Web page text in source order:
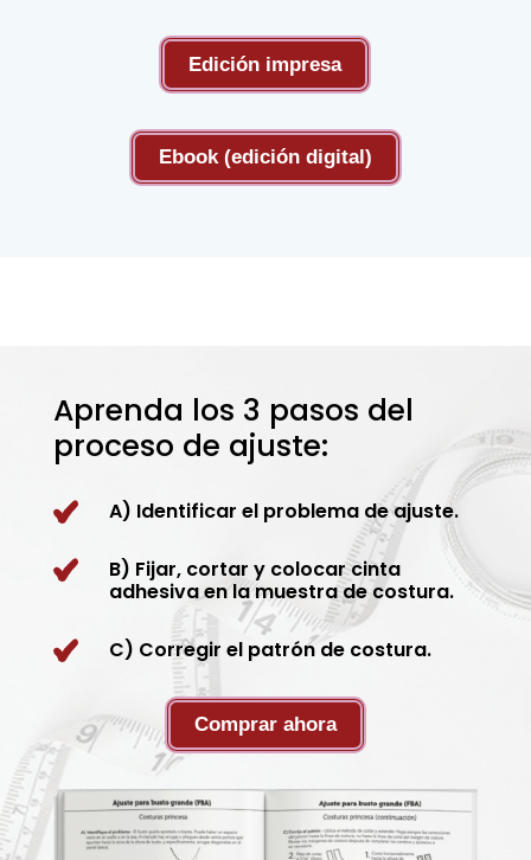
Edición impresa
Ebook (edición digital)
Aprenda los 3 pasos del
proceso de ajuste:
A) Identificar el problema de ajuste.
B) Fijar, cortar y colocar cinta
adhesiva en la muestra de costura.
C) Corregir el patrón de costura.
Comprar ahora